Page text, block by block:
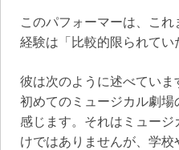
このパフォーマーは、こ
経験は「比較的限られてい
彼は次のように述べてい
初めてのミュージカル劇
感じます。それはミュー
けではありませんが、学校